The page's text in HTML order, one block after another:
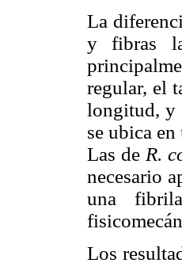
La
y fibras
regular, el
longitud, y
se ubica
Las de R.
necesario
una
Los